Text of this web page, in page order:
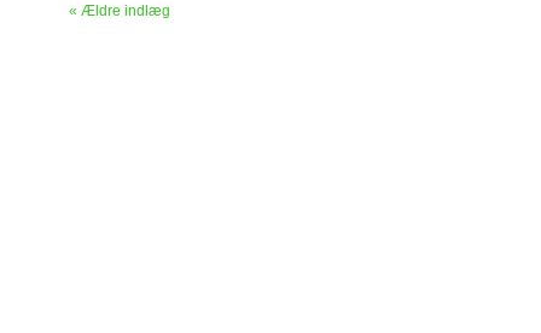
« Ældre indlæg